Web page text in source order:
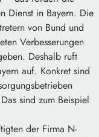
Dienst in Bayern. Die
von Bund und
Verbesserungen
Deshalb ruft
auf. Konkret sind
sind zum Beispiel
der Firma N-